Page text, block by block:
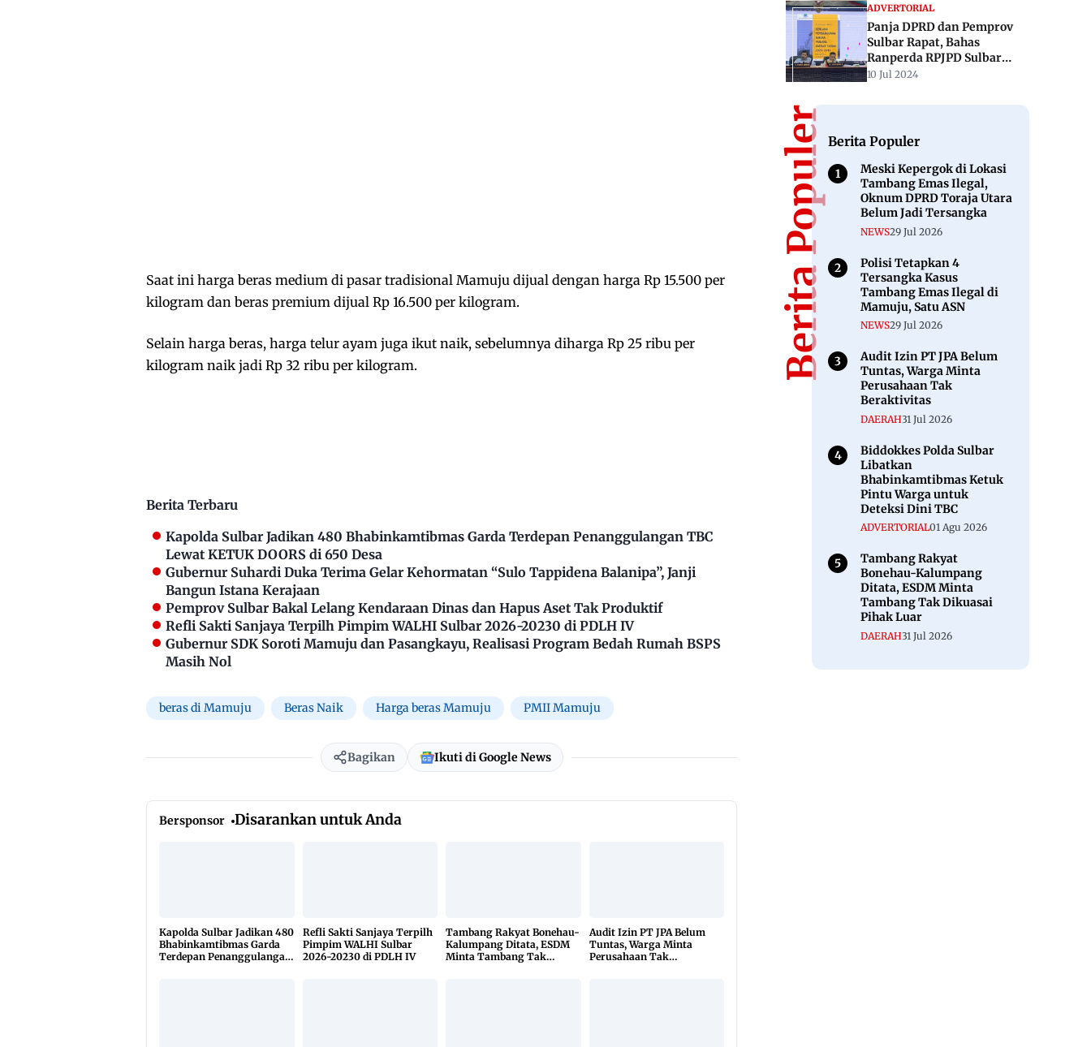
Saat ini harga beras medium di pasar tradisional Mamuju dijual dengan harga Rp 15.500 per
kilogram dan beras premium dijual Rp 16.500 per kilogram.
Selain harga beras, harga telur ayam juga ikut naik, sebelumnya diharga Rp 25 ribu per
kilogram naik jadi Rp 32 ribu per kilogram.
Berita Terbaru
Kapolda Sulbar Jadikan 480 Bhabinkamtibmas Garda Terdepan Penanggulangan TBC
Lewat KETUK DOORS di 650 Desa
Gubernur Suhardi Duka Terima Gelar Kehormatan “Sulo Tappidena Balanipa”, Janji
Bangun Istana Kerajaan
Pemprov Sulbar Bakal Lelang Kendaraan Dinas dan Hapus Aset Tak Produktif
Refli Sakti Sanjaya Terpilh Pimpim WALHI Sulbar 2026-20230 di PDLH IV
Gubernur SDK Soroti Mamuju dan Pasangkayu, Realisasi Program Bedah Rumah BSPS
Masih Nol
beras di Mamuju Beras Naik Harga beras Mamuju PMII Mamuju
Bagikan Ikuti di Google News
Bersponsor Disarankan untuk Anda
Kapolda Sulbar Jadikan 480
Bhabinkamtibmas Garda
Terdepan Penanggulangan
Refli Sakti Sanjaya Terpilh
Pimpim WALHI Sulbar
2026-20230 di PDLH IV
Tambang Rakyat Bonehau-
Kalumpang Ditata, ESDM
Minta Tambang Tak
Audit Izin PT JPA Belum
Tuntas, Warga Minta
Perusahaan Tak
ADVERTORIAL
Panja DPRD dan Pemprov
Sulbar Rapat, Bahas
Ranperda RPJPD Sulbar
2025-2045
10 Jul 2024
Berita PopulerBerita Populer
Meski Kepergok di Lokasi
Tambang Emas Ilegal,
Oknum DPRD Toraja Utara
Belum Jadi Tersangka
NEWS29 Jul 2026
Polisi Tetapkan 4
Tersangka Kasus
Tambang Emas Ilegal di
Mamuju, Satu ASN
NEWS29 Jul 2026
Audit Izin PT JPA Belum
Tuntas, Warga Minta
Perusahaan Tak
Beraktivitas
DAERAH31 Jul 2026
Biddokkes Polda Sulbar
Libatkan
Bhabinkamtibmas Ketuk
Pintu Warga untuk
Deteksi Dini TBC
ADVERTORIAL01 Agu 2026
Tambang Rakyat
Bonehau-Kalumpang
Ditata, ESDM Minta
Tambang Tak Dikuasai
Pihak Luar
DAERAH31 Jul 2026